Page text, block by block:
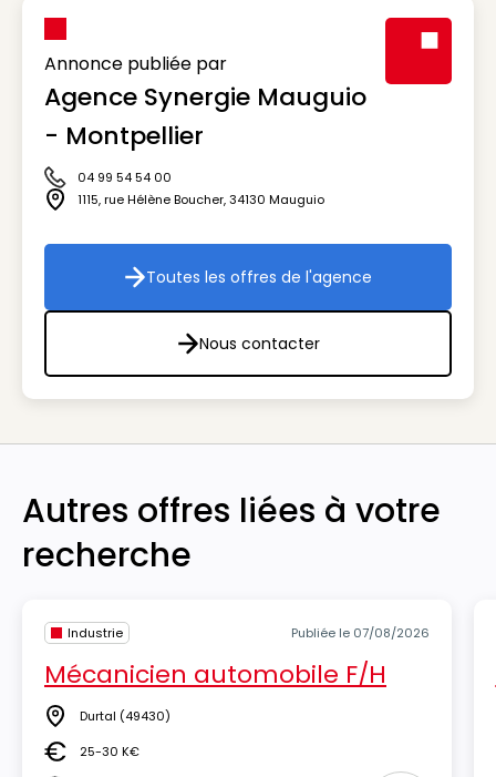
Annonce publiée par
Agence Synergie Mauguio
- Montpellier
Icône téléphone
04 99 54 54 00
Icône adresse
1115, rue Hélène Boucher,34130 Mauguio
Toutes les offres de l'agence
Toutes les offres de l'agence
Nous contacter
Nous contacter
Autres offres liées à votre
recherche
Industrie Publiée le 07/08/2026
Mécanicien automobile F/H
Lieu Durtal (49430)
Salaire25-30 K€